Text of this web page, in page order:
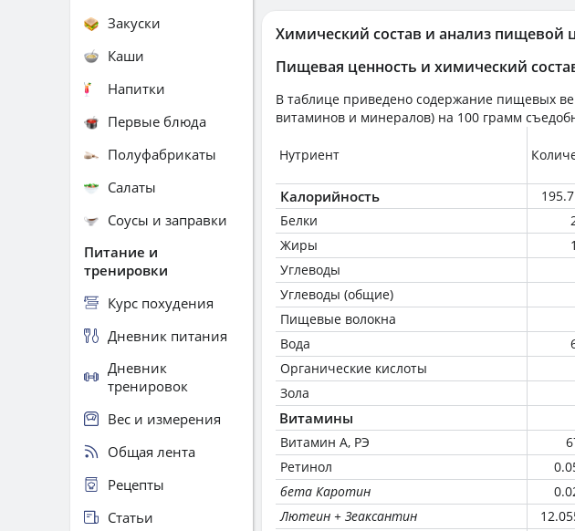
Химический состав и анализ пищевой
Пищевая ценность и химический
В таблице приведено содержание пищевых
витаминов и минералов) на 100 грамм
Нутриент
Калорийность
Белки
Жиры
Углеводы
Углеводы (общие)
Пищевые волокна
Вода
Органические кислоты
Зола
Витамины
Витамин А, РЭ
Ретинол
бета Каротин
Лютеин + Зеаксантин
Закуски
Каши
Напитки
Первые блюда
Полуфабрикаты
Салаты
Соусы и заправки
Питание и
тренировки
Курс похудения
Дневник питания
Дневник
тренировок
Вес и измерения
Общая лента
Рецепты
Статьи